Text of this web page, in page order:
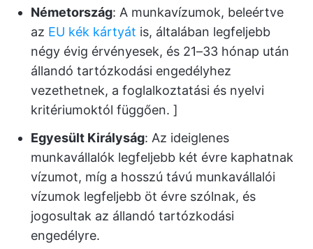
Németország: A munkavízumok, beleértve
az EU kék kártyát is, általában legfeljebb
négy évig érvényesek, és 21–33 hónap után
állandó tartózkodási engedélyhez
vezethetnek, a foglalkoztatási és nyelvi
kritériumoktól függően. ]
Egyesült Királyság: Az ideiglenes
munkavállalók legfeljebb két évre kaphatnak
vízumot, míg a hosszú távú munkavállalói
vízumok legfeljebb öt évre szólnak, és
jogosultak az állandó tartózkodási
engedélyre.